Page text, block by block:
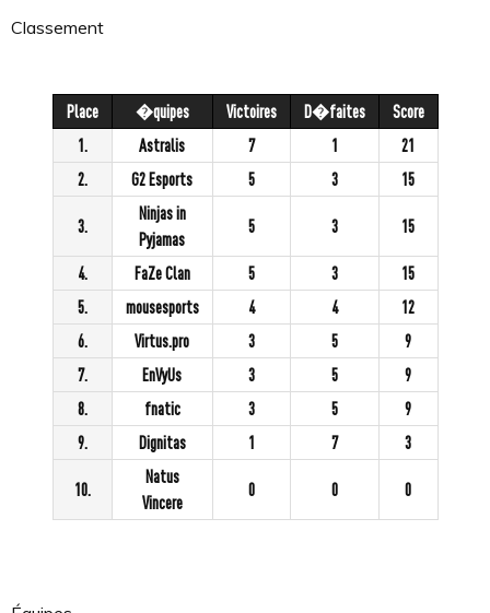
Classement
Place �quipes Victoires D�faites
Score
1.
Astralis 7 1
21
2.
G2 Esports 5 3 15
3.
Ninjas in
Pyjamas
5 3 15
4. FaZe Clan 5 3
15
5.
mousesports 4 4
12
6.
Virtus.pro 3 5
9
7.
EnVyUs 3 5
9
8.
fnatic 3 5
9
9.
Dignitas 1 7 3
10.
Natus
Vincere
0 0 0